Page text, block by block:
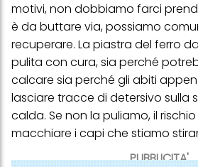
PUBBLICITA'
motivi, non dobbiamo farci
è da buttare via, possiamo
recuperare. La piastra del ferro
pulita con cura, sia perché
calcare sia perché gli abiti
lasciare tracce di detersivo sulla
calda. Se non la puliamo, il
macchiare i capi che stiamo